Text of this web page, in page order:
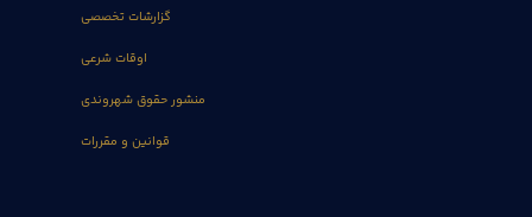
گزارشات تخصصی
اوقات شرعی
منشور حقوق شهروندی
قوانین و مقررات